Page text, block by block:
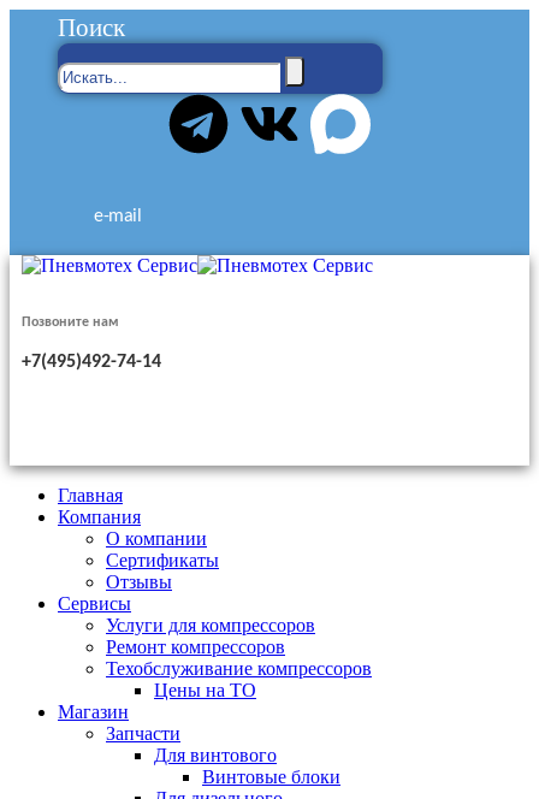
Поиск
e-mail
Позвоните нам
+7(495)492-74-14
Главная
Компания
О компании
Сертификаты
Отзывы
Сервисы
Услуги для компрессоров
Ремонт компрессоров
Техобслуживание компрессоров
Цены на ТО
Магазин
Запчасти
Для винтового
Винтовые блоки